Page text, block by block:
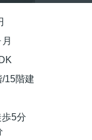
/15階建
歩5分